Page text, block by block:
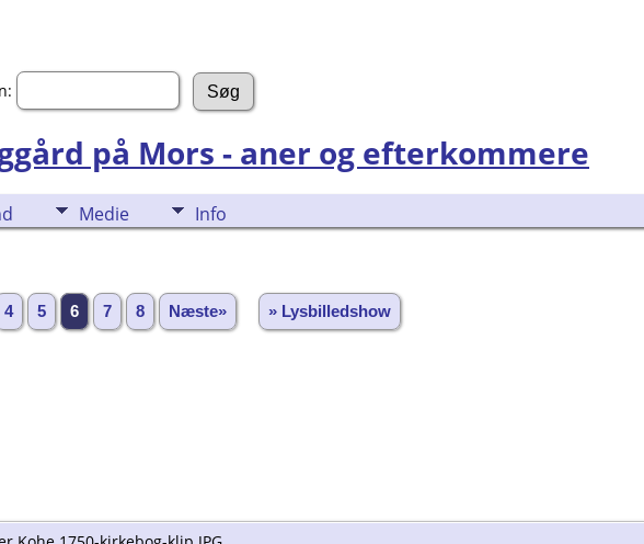
på Mors - aner og efterkommere
Medie Info
4 5 6 7 8 Næste» » Lysbilledshow